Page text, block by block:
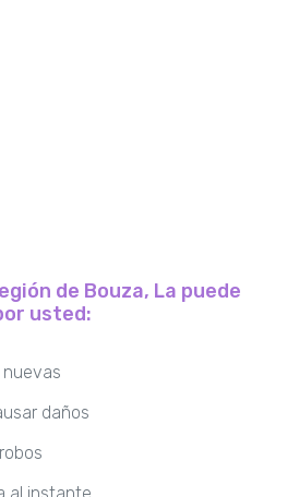
de Bouza, La puede
usted:
nuevas
daños